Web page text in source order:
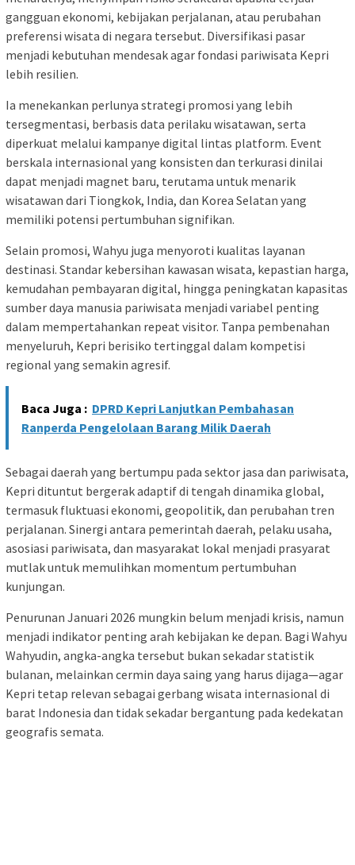
gangguan ekonomi, kebijakan perjalanan, atau perubahan
preferensi wisata di negara tersebut. Diversifikasi pasar
menjadi kebutuhan mendesak agar fondasi pariwisata Kepri
lebih resilien.
Ia menekankan perlunya strategi promosi yang lebih
tersegmentasi, berbasis data perilaku wisatawan, serta
diperkuat melalui kampanye digital lintas platform. Event
berskala internasional yang konsisten dan terkurasi dinilai
dapat menjadi magnet baru, terutama untuk menarik
wisatawan dari Tiongkok, India, dan Korea Selatan yang
memiliki potensi pertumbuhan signifikan.
Selain promosi, Wahyu juga menyoroti kualitas layanan
destinasi. Standar kebersihan kawasan wisata, kepastian harga,
kemudahan pembayaran digital, hingga peningkatan kapasitas
sumber daya manusia pariwisata menjadi variabel penting
dalam mempertahankan repeat visitor. Tanpa pembenahan
menyeluruh, Kepri berisiko tertinggal dalam kompetisi
regional yang semakin agresif.
Baca Juga : DPRD Kepri Lanjutkan Pembahasan
Ranperda Pengelolaan Barang Milik Daerah
Sebagai daerah yang bertumpu pada sektor jasa dan pariwisata,
Kepri dituntut bergerak adaptif di tengah dinamika global,
termasuk fluktuasi ekonomi, geopolitik, dan perubahan tren
perjalanan. Sinergi antara pemerintah daerah, pelaku usaha,
asosiasi pariwisata, dan masyarakat lokal menjadi prasyarat
mutlak untuk memulihkan momentum pertumbuhan
kunjungan.
Penurunan Januari 2026 mungkin belum menjadi krisis, namun
menjadi indikator penting arah kebijakan ke depan. Bagi Wahyu
Wahyudin, angka-angka tersebut bukan sekadar statistik
bulanan, melainkan cermin daya saing yang harus dijaga—agar
Kepri tetap relevan sebagai gerbang wisata internasional di
barat Indonesia dan tidak sekadar bergantung pada kedekatan
geografis semata.